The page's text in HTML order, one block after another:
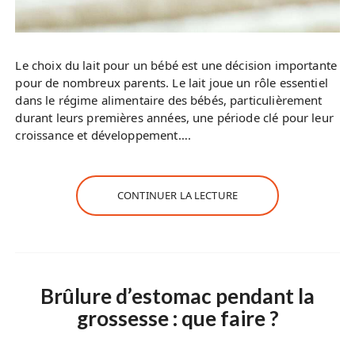
Le choix du lait pour un bébé est une décision importante
pour de nombreux parents. Le lait joue un rôle essentiel
dans le régime alimentaire des bébés, particulièrement
durant leurs premières années, une période clé pour leur
croissance et développement….
CONTINUER LA LECTURE
Brûlure d’estomac pendant la
grossesse : que faire ?